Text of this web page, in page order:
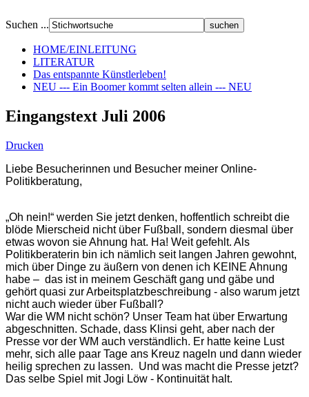
Suchen ...
HOME/EINLEITUNG
LITERATUR
Das entspannte Künstlerleben!
NEU --- Ein Boomer kommt selten allein --- NEU
Eingangstext Juli 2006
Drucken
Liebe Besucherinnen und Besucher meiner Online-
Politikberatung,
„Oh nein!“ werden Sie jetzt denken, hoffentlich schreibt die
blöde Mierscheid nicht über Fußball, sondern diesmal über
etwas wovon sie Ahnung hat. Ha! Weit gefehlt. Als
Politikberaterin bin ich nämlich seit langen Jahren gewohnt,
mich über Dinge zu äußern von denen ich KEINE Ahnung
habe – das ist in meinem Geschäft gang und gäbe und
gehört quasi zur Arbeitsplatzbeschreibung - also warum jetzt
nicht auch wieder über Fußball?
War die WM nicht schön? Unser Team hat über Erwartung
abgeschnitten. Schade, dass Klinsi geht, aber nach der
Presse vor der WM auch verständlich. Er hatte keine Lust
mehr, sich alle paar Tage ans Kreuz nageln und dann wieder
heilig sprechen zu lassen. Und was macht die Presse jetzt?
Das selbe Spiel mit Jogi Löw - Kontinuität halt.